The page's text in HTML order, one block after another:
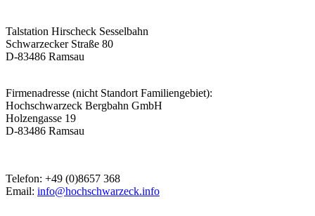
Talstation Hirscheck Sesselbahn
Schwarzecker Straße 80
D-83486 Ramsau
Firmenadresse (nicht Standort Familiengebiet):
Hochschwarzeck Bergbahn GmbH
Holzengasse 19
D-83486 Ramsau
Telefon: +49 (0)8657 368
Email: info@hochschwarzeck.info